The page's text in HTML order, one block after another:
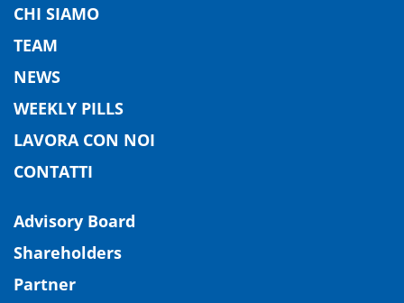
CHI SIAMO
TEAM
NEWS
WEEKLY PILLS
LAVORA CON NOI
CONTATTI
Advisory Board
Shareholders
Partner